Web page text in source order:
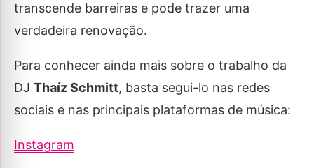
transcende barreiras e pode trazer uma
verdadeira renovação.
Para conhecer ainda mais sobre o trabalho da
DJ Thaíz Schmitt, basta segui-lo nas redes
sociais e nas principais plataformas de música:
Instagram